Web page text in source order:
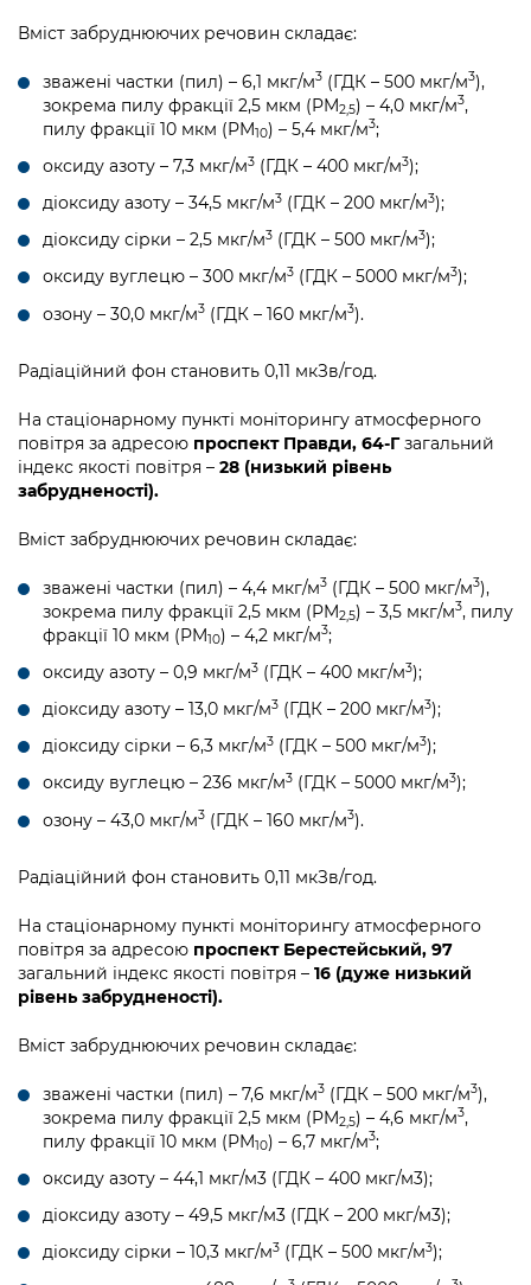
Вміст забруднюючих речовин складає:
зважені частки (пил) – 6,1 мкг/м3 (ГДК – 500 мкг/м3),
зокрема пилу фракції 2,5 мкм (PM2,5) – 4,0 мкг/м3,
пилу фракції 10 мкм (PM10) – 5,4 мкг/м3;
оксиду азоту – 7,3 мкг/м3 (ГДК – 400 мкг/м3);
діоксиду азоту – 34,5 мкг/м3 (ГДК – 200 мкг/м3);
діоксиду сірки – 2,5 мкг/м3 (ГДК – 500 мкг/м3);
оксиду вуглецю – 300 мкг/м3 (ГДК – 5000 мкг/м3);
озону – 30,0 мкг/м3 (ГДК – 160 мкг/м3).
Радіаційний фон становить 0,11 мкЗв/год.
На стаціонарному пункті моніторингу атмосферного
повітря за адресою проспект Правди, 64-Гзагальний
індекс якості повітря – 28 (низький рівень
забрудненості).
Вміст забруднюючих речовин складає:
зважені частки (пил) – 4,4 мкг/м3 (ГДК – 500 мкг/м3),
зокрема пилу фракції 2,5 мкм (PM2,5) – 3,5 мкг/м3, пилу
фракції 10 мкм (PM10) – 4,2 мкг/м3;
оксиду азоту – 0,9 мкг/м3 (ГДК – 400 мкг/м3);
діоксиду азоту – 13,0 мкг/м3 (ГДК – 200 мкг/м3);
діоксиду сірки – 6,3 мкг/м3 (ГДК – 500 мкг/м3);
оксиду вуглецю – 236 мкг/м3 (ГДК – 5000 мкг/м3);
озону – 43,0 мкг/м3 (ГДК – 160 мкг/м3).
Радіаційний фон становить 0,11 мкЗв/год.
На стаціонарному пункті моніторингу атмосферного
повітря за адресою проспект Берестейський, 97
загальний індекс якості повітря – 16 (дуже низький
рівень забрудненості).
Вміст забруднюючих речовин складає:
зважені частки (пил) – 7,6 мкг/м3 (ГДК – 500 мкг/м3),
зокрема пилу фракції 2,5 мкм (PM2,5) – 4,6 мкг/м3,
пилу фракції 10 мкм (PM10) – 6,7 мкг/м3;
оксиду азоту – 44,1 мкг/м3 (ГДК – 400 мкг/м3);
діоксиду азоту – 49,5 мкг/м3 (ГДК – 200 мкг/м3);
діоксиду сірки – 10,3 мкг/м3 (ГДК – 500 мкг/м3);